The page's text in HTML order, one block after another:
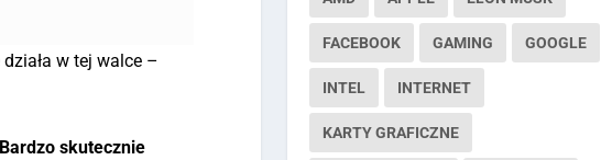
w tej walce –
Bardzo skutecznie
FACEBOOK GAMING GOOGLE
INTEL INTERNET
KARTY GRAFICZNE